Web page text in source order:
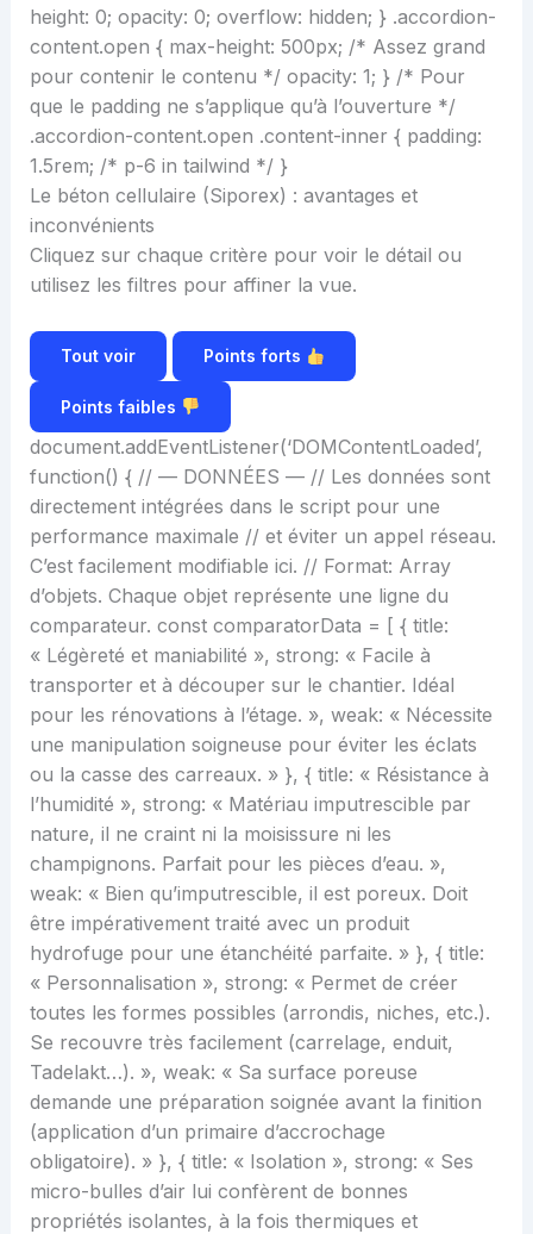
height: 0; opacity: 0; overflow: hidden; } .accordion-
content.open { max-height: 500px; /* Assez grand
pour contenir le contenu */ opacity: 1; } /* Pour
que le padding ne s’applique qu’à l’ouverture */
.accordion-content.open .content-inner { padding:
1.5rem; /* p-6 in tailwind */ }
Le béton cellulaire (Siporex) : avantages et
inconvénients
Cliquez sur chaque critère pour voir le détail ou
utilisez les filtres pour affiner la vue.
Tout voir Points forts
Points faibles
document.addEventListener(‘DOMContentLoaded’,
function() { // — DONNÉES — // Les données sont
directement intégrées dans le script pour une
performance maximale // et éviter un appel réseau.
C’est facilement modifiable ici. // Format: Array
d’objets. Chaque objet représente une ligne du
comparateur. const comparatorData = [ { title:
« Légèreté et maniabilité », strong: « Facile à
transporter et à découper sur le chantier. Idéal
pour les rénovations à l’étage. », weak: « Nécessite
une manipulation soigneuse pour éviter les éclats
ou la casse des carreaux. » }, { title: « Résistance à
l’humidité », strong: « Matériau imputrescible par
nature, il ne craint ni la moisissure ni les
champignons. Parfait pour les pièces d’eau. »,
weak: « Bien qu’imputrescible, il est poreux. Doit
être impérativement traité avec un produit
hydrofuge pour une étanchéité parfaite. » }, { title:
« Personnalisation », strong: « Permet de créer
toutes les formes possibles (arrondis, niches, etc.).
Se recouvre très facilement (carrelage, enduit,
Tadelakt…). », weak: « Sa surface poreuse
demande une préparation soignée avant la finition
(application d’un primaire d’accrochage
obligatoire). » }, { title: « Isolation », strong: « Ses
micro-bulles d’air lui confèrent de bonnes
propriétés isolantes, à la fois thermiques et